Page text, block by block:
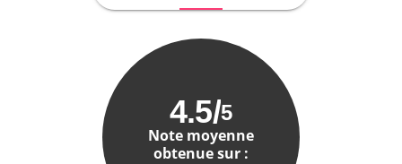
4.5/5
Note moyenne
obtenue sur :